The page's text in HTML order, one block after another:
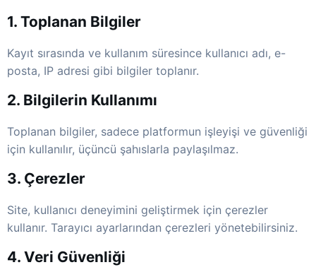
1. Toplanan Bilgiler
Kayıt sırasında ve kullanım süresince kullanıcı adı, e-
posta, IP adresi gibi bilgiler toplanır.
2. Bilgilerin Kullanımı
Toplanan bilgiler, sadece platformun işleyişi ve güvenliği
için kullanılır, üçüncü şahıslarla paylaşılmaz.
3. Çerezler
Site, kullanıcı deneyimini geliştirmek için çerezler
kullanır. Tarayıcı ayarlarından çerezleri yönetebilirsiniz.
4. Veri Güvenliği